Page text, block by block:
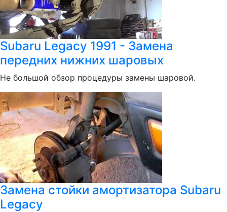
Subaru Legacy 1991 - Замена
передних нижних шаровых
Не большой обзор процедуры замены шаровой.
Замена стойки амортизатора Subaru
Legacy